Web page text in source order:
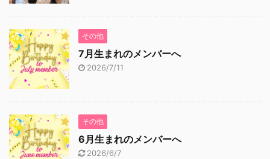
その他
7月生まれのメンバーへ
2026/7/11
その他
6月生まれのメンバーへ
2026/6/7